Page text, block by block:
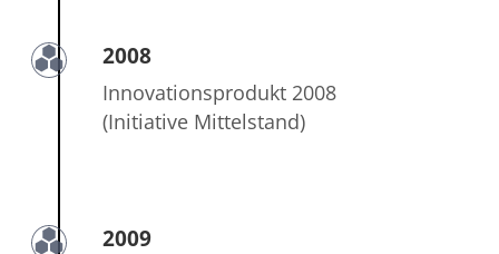
2008
Innovationsprodukt 2008
(Initiative Mittelstand)
2009